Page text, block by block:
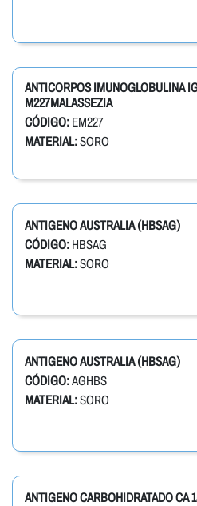
ANTICORPOS IMUNOGLOBULINA
M227MALASSEZIA
CÓDIGO: EM227
MATERIAL:SORO
ANTIGENO AUSTRALIA (HBSAG)
CÓDIGO: HBSAG
MATERIAL:SORO
ANTIGENO AUSTRALIA (HBSAG)
CÓDIGO:AGHBS
MATERIAL:SORO
ANTIGENO CARBOHIDRATADO CA